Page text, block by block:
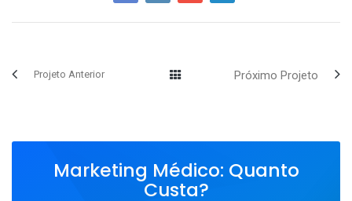
Projeto Anterior Próximo Projeto
Marketing Médico: Quanto
Custa?